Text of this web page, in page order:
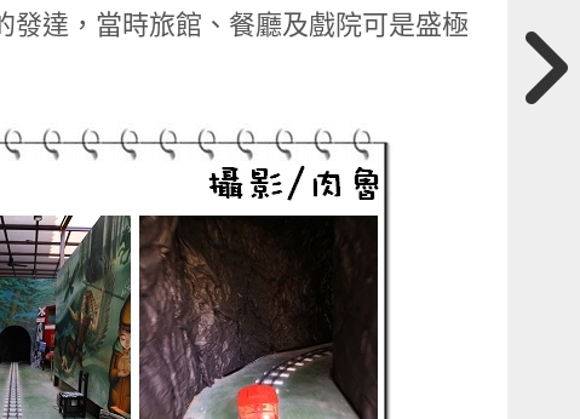
達，當時旅館、餐廳及戲院可是盛極